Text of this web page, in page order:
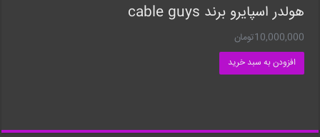
هولدر اسپایرو برند cable guys
10,000,000تومان
افزودن به سبد خرید